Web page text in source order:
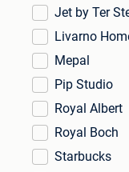
Jet by Ter
Livarno
Mepal
Pip Studio
Royal Albert
Royal Boch
Starbucks